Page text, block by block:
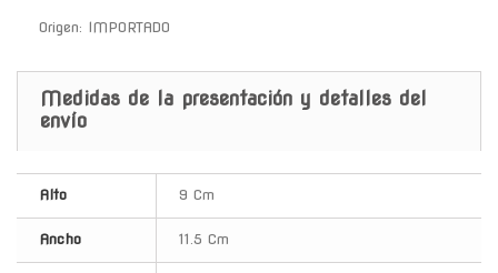
Origen: IMPORTADO
Medidas de la presentación y detalles del
envío
Alto 9 Cm
Ancho 11.5 Cm